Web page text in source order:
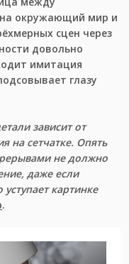
на окружающий мир и
сцен через
довольно
имитация
глазу
зависит от
на сетчатке. Опять
не должно
даже если
картинке
.